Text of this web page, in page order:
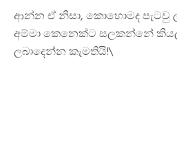
ආන්න ඒ නිසා, කොහොමද පැටවු
අම්මා කෙනෙක්ට සලකන්නේ
ලබාදෙන්න කැමතියි!\